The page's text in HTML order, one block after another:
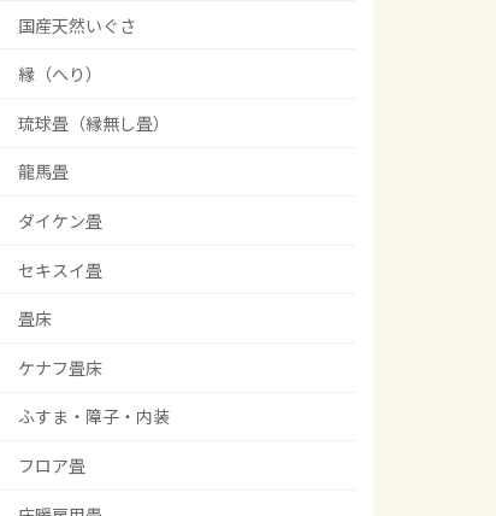
国産天然いぐさ
縁（へり）
琉球畳（縁無し畳）
龍馬畳
ダイケン畳
セキスイ畳
畳床
ケナフ畳床
ふすま・障子・内装
フロア畳